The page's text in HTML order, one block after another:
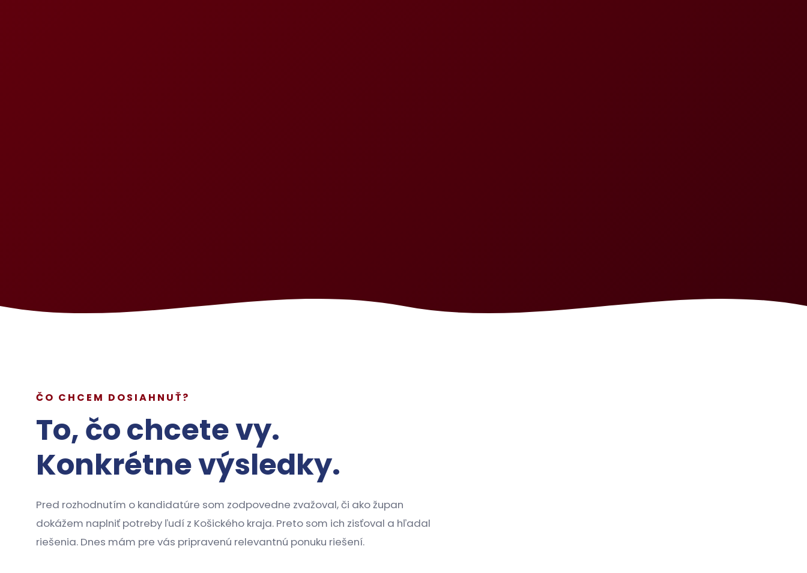
ČO CHCEM DOSIAHNUŤ?
To, čo chcete vy.
Konkrétne výsledky.
Pred rozhodnutím o kandidatúre som zodpovedne zvažoval, či ako župan
dokážem naplniť potreby ľudí z Košického kraja. Preto som ich zisťoval a hľadal
riešenia. Dnes mám pre vás pripravenú relevantnú ponuku riešení.